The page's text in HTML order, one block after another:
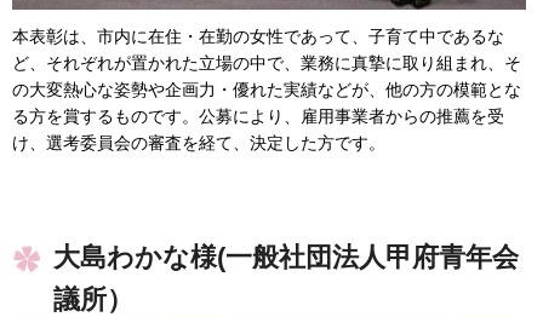
本表彰は、市内に在住・在勤の女性であって、子育て中であるな
ど、それぞれが置かれた立場の中で、業務に真摯に取り組まれ、そ
の大変熱心な姿勢や企画力・優れた実績などが、他の方の模範とな
る方を賞するものです。公募により、雇用事業者からの推薦を受
け、選考委員会の審査を経て、決定した方です。
大島わかな様(一般社団法人甲府青年会
議所）